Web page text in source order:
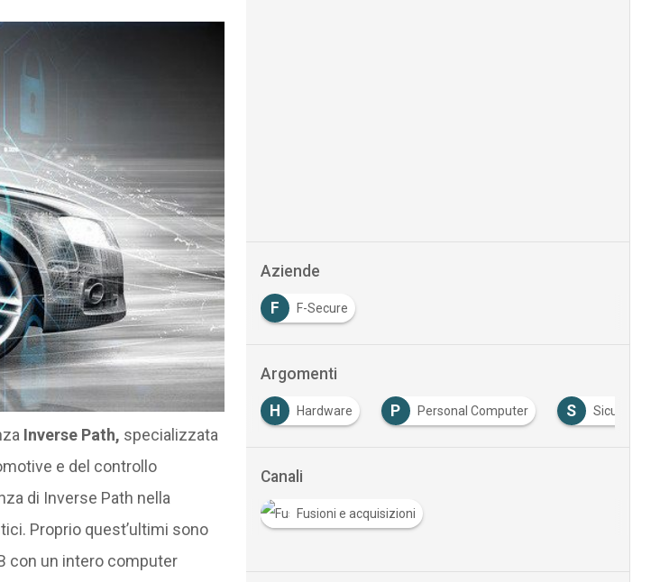
Inverse Path, specializzata
e del controllo
di Inverse Path nella
Proprio quest’ultimi sono
con un intero computer
Aziende
F F-Secure
Argomenti
A Acquisizioni H Hardware P Personal Computer S Sicurezza
Canali
Fusioni e acquisizioni